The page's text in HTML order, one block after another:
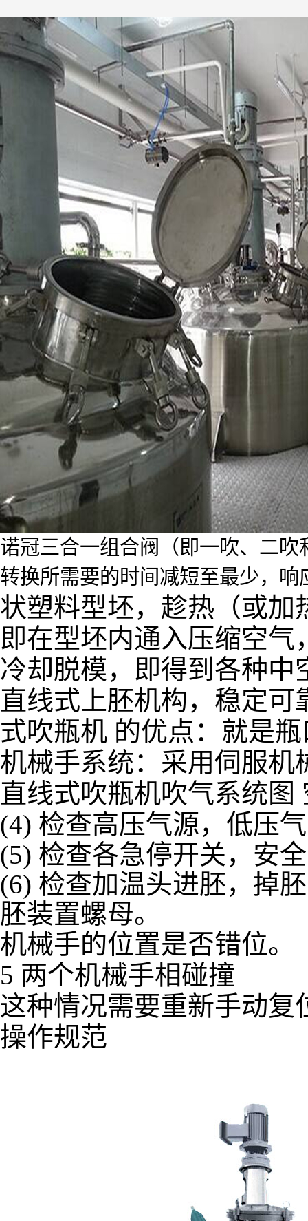
诺冠三合一组合阀（即一吹、二
转换所需要的时间减短至最少，响
状塑料型坯，趁热（或加
即在型坯内通入压缩空
冷却脱模，即得到各种中
直线式上胚机构，稳定
式吹瓶机 的优点：就是
机械手系统：采用伺服机
直线式吹瓶机吹气系统图
(4) 检查高压气源，低压
(5) 检查各急停开关，安
(6) 检查加温头进胚，掉
胚装置螺母。
机械手的位置是否错位。
5 两个机械手相碰撞
这种情况需要重新手动
操作规范